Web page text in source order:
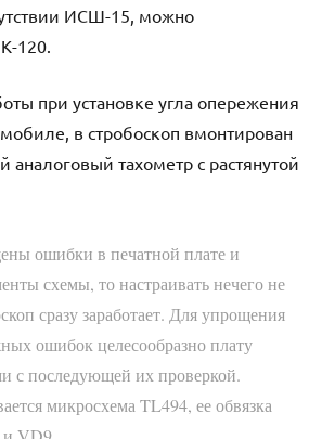
ИСШ-15, можно
120.
при установке угла опережения
в стробоскоп вмонтирован
аналоговый тахометр с растянутой
ошибки в печатной плате и
схемы, то настраивать нечего не
сразу заработает. Для упрощения
ошибок целесообразно плату
с последующей их проверкой.
микросхема TL494, ее обвязка